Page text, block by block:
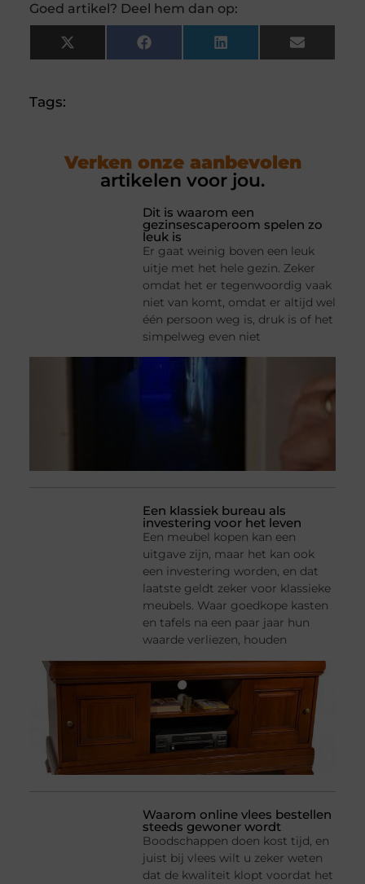
Goed artikel? Deel hem dan op:
X
(Twitter)
Facebook LinkedIn Email
Tags:
Verken onze aanbevolen
artikelen voor jou.
Dit is waarom een
gezinsescaperoom spelen zo
leuk is
Er gaat weinig boven een leuk
uitje met het hele gezin. Zeker
omdat het er tegenwoordig vaak
niet van komt, omdat er altijd wel
één persoon weg is, druk is of het
simpelweg even niet
Een klassiek bureau als
investering voor het leven
Een meubel kopen kan een
uitgave zijn, maar het kan ook
een investering worden, en dat
laatste geldt zeker voor klassieke
meubels. Waar goedkope kasten
en tafels na een paar jaar hun
waarde verliezen, houden
Waarom online vlees bestellen
steeds gewoner wordt
Boodschappen doen kost tijd, en
juist bij vlees wilt u zeker weten
dat de kwaliteit klopt voordat het